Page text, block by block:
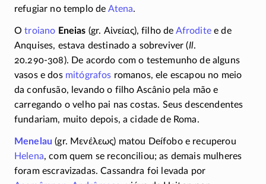
refugiar no templo de Atena.
Otroiano Eneias (gr. Αἰνείας), filho de Afroditee de
Anquises, estava destinado a sobreviver (Il.
20.290-308). De acordo com o testemunho de alguns
vasos e dos mitógrafos romanos, ele escapou no meio
da confusão, levando o filho Ascânio pela mão e
carregando o velho pai nas costas. Seus descendentes
fundariam, muito depois, a cidade de Roma.
Menelau (gr. Μενέλεως) matou Deífobo e recuperou
Helena, com quem se reconciliou; as demais mulheres
foram escravizadas. Cassandra foi levada por